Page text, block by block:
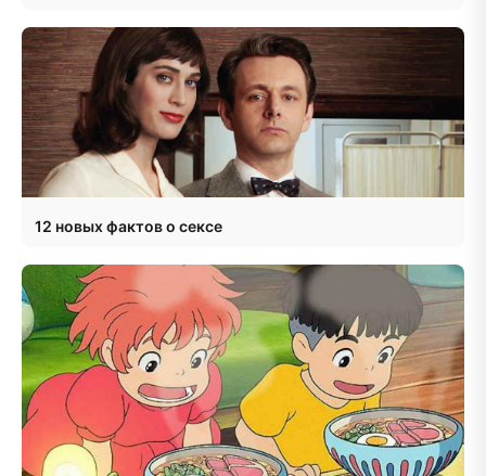
12 новых фактов о сексе